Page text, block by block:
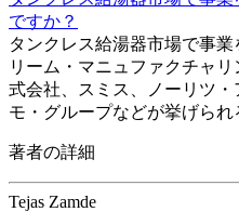
ですか？
タンクレス給湯器市場で事業
リーム・マニュファクチャ
式会社、スミス、ノーリツ
モ・グループなどが挙げられ
著者の詳細
Tejas Zamde